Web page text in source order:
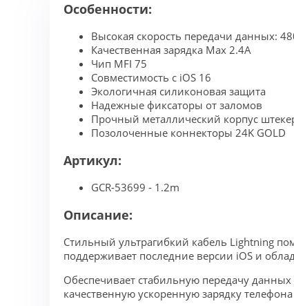
Особенности:
Высокая скорость передачи данных:
Качественная зарядка Max 2.4A
Чип MFI 75
Совместимость с iOS 16
Экологичная силиконовая защита
Надежные фиксаторы от заломов
Прочный металлический корпус
Позолоченные коннекторы 24K GOLD
Артикул:
GCR-53699 - 1.2m
Описание:
Стильный ультрагибкий кабель Lightning
поддерживает последние версии iOS и
Обеспечивает стабильную передачу
качественную ускоренную зарядку